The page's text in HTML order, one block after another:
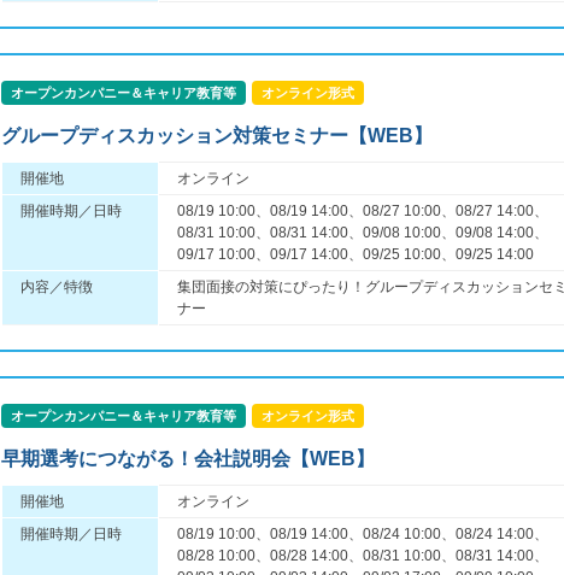
オープンカンパニー＆キャリア教育等 オンライン形式
グループディスカッション対策セミナー【WEB】
開催地
オンライン
開催時期／日時
08/19 10:00、08/19 14:00、08/27 10:00、08/27 14:00、
08/31 10:00、08/31 14:00、09/08 10:00、09/08 14:00、
09/17 10:00、09/17 14:00、09/25 10:00、09/25 14:00
内容／特徴
集団面接の対策にぴったり！グループディスカッションセミ
ナー
オープンカンパニー＆キャリア教育等 オンライン形式
早期選考につながる！会社説明会【WEB】
開催地
オンライン
開催時期／日時
08/19 10:00、08/19 14:00、08/24 10:00、08/24 14:00、
08/28 10:00、08/28 14:00、08/31 10:00、08/31 14:00、